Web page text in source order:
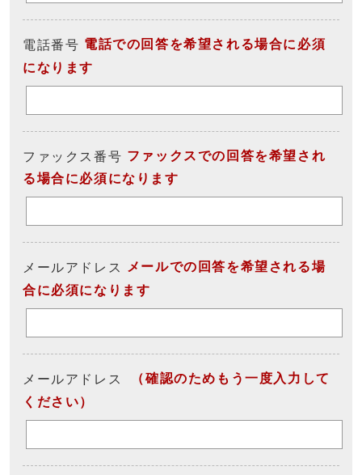
電話番号 電話での回答を希望される場合に必須
になります
ファックス番号 ファックスでの回答を希望され
る場合に必須になります
メールアドレス
メールでの回答を希望される場
合に必須になります
メールアドレス
（確認のためもう一度入力して
ください）